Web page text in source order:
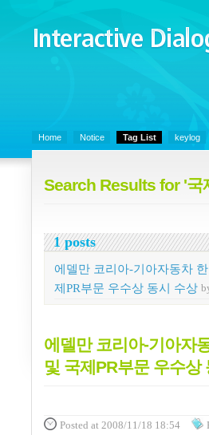
Interactive
PR 2.0
Home Notice Tag List keylog
Search Results for '국
1 posts
에델만 코리아-기아자동차
제PR부문 우수상 동시 수상
에델만 코리아-기아자
및 국제PR부문 우수상
Posted at 2008/11/18 18:54